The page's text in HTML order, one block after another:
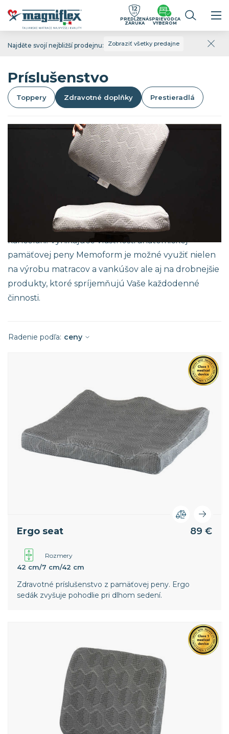
Najděte svojí nejbližší prodejnu: Zobraziť všetky predajne
PREDĹŽENÁ
ZÁRUKA
SPRIEVODCA
VÝBEROM
Príslušenstvo
Toppery Zdravotné doplňky Prestieradlá
Na spríjemnenie Vašich každodenných
Zdravotné doplnky a príslušenstvo Magniflex z
pamäťovej peny a s poťahovou látkou z priedušnej
3D textílie oceníte pri cvičení, na cestách alebo v
kancelárii. Vynikajúce vlastnosti anatomickej
pamäťovej peny Memoform je možné využiť nielen
na výrobu matracov a vankúšov ale aj na drobnejšie
produkty, ktoré spríjemňujú Vaše každodenné
činnosti.
Radenie podľa: ceny
Ergo seat 89 €
Rozmery
42 cm/7 cm/42 cm
Zdravotné príslušenstvo z pamäťovej peny. Ergo
sedák zvyšuje pohodlie pri dlhom sedení.